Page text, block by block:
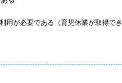
が必要である（育児休業が取得でき